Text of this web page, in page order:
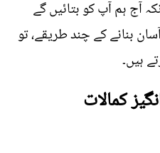
آج ہم آپ کو بتائیں گے
بنانے کے چند طریقے، تو
ہیں۔
کمالات